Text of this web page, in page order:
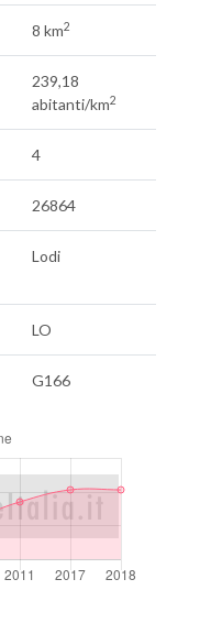
8 km2
239,18
abitanti/km2
4
26864
Lodi
LO
G166